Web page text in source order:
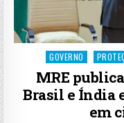
Posted
in
GOVERNO
MRE
Brasil e Índia
em